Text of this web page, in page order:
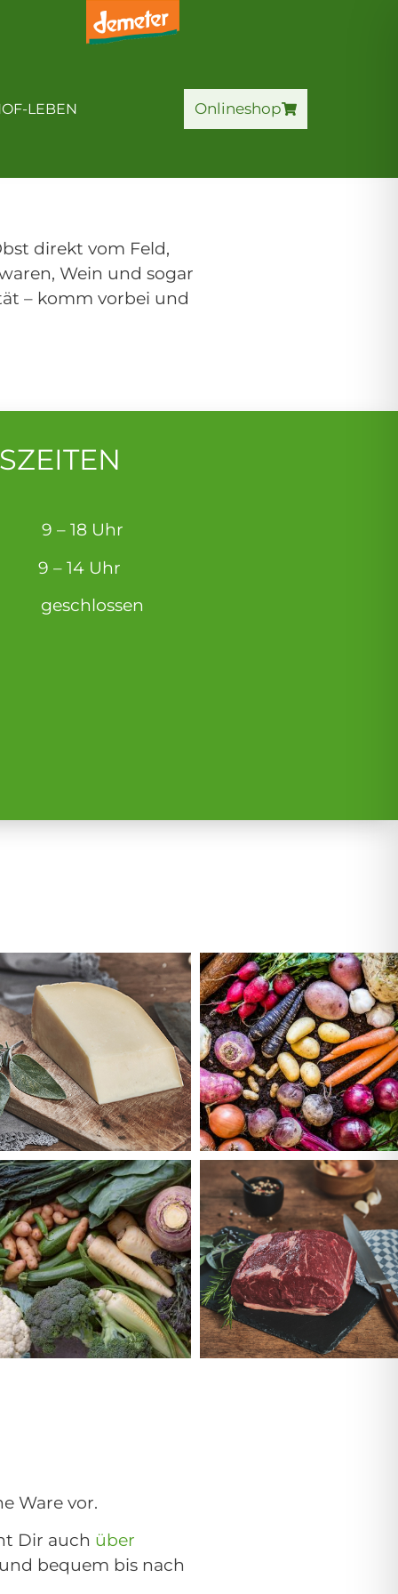
LEBEN Onlineshop
Onlineshop
direkt vom Feld,
Wein und sogar
– komm vorbei und
9 – 18 Uhr
– 14 Uhr
Link Externer Link
Ware vor.
Dir auch über
bequem bis nach